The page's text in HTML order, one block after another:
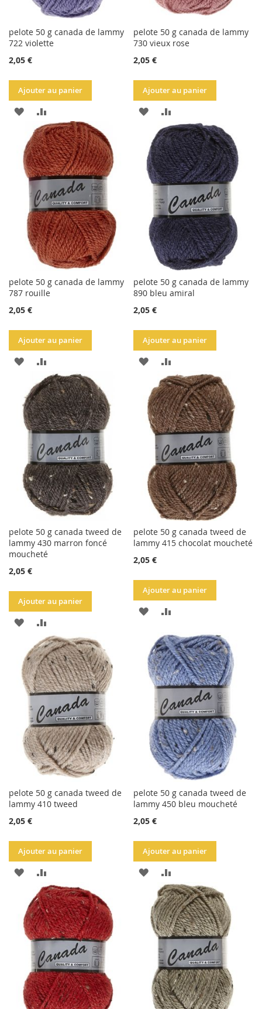
pelote 50 g canada de lammy
722 violette
2,05 €
Ajouter au panier
AJOUTER
LA
LISTE
D'ACHATS
AU
COMPARATEUR
pelote 50 g canada de lammy
730 vieux rose
2,05 €
Ajouter au panier
AJOUTER
LA
LISTE
D'ACHATS
AU
COMPARATEUR
pelote 50 g canada de lammy
787 rouille
2,05 €
Ajouter au panier
AJOUTER
LA
LISTE
D'ACHATS
AU
COMPARATEUR
pelote 50 g canada de lammy
890 bleu amiral
2,05 €
Ajouter au panier
AJOUTER
LA
LISTE
D'ACHATS
AU
COMPARATEUR
pelote 50 g canada tweed de
lammy 430 marron foncé
moucheté
2,05 €
Ajouter au panier
AJOUTER
LA
LISTE
D'ACHATS
AU
COMPARATEUR
pelote 50 g canada tweed de
lammy 415 chocolat moucheté
2,05 €
Ajouter au panier
AJOUTER
LA
LISTE
D'ACHATS
COMPARATEUR
pelote 50 g canada tweed de
lammy 410 tweed
2,05 €
Ajouter au panier
AJOUTER
LA
LISTE
D'ACHATS
AU
COMPARATEUR
pelote 50 g canada tweed de
lammy 450 bleu moucheté
2,05 €
Ajouter au panier
AJOUTER
LA
LISTE
D'ACHATS
AU
COMPARATEUR